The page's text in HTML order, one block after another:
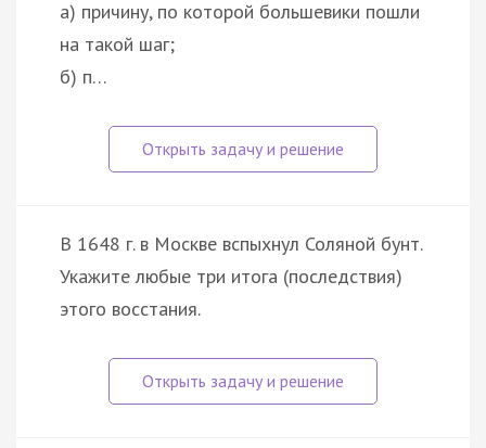
а) причину, по которой большевики пошли
на такой шаг;
б) п…
В 1648 г. в Москве вспыхнул Соляной бунт.
Укажите любые три итога (последствия)
этого восстания.